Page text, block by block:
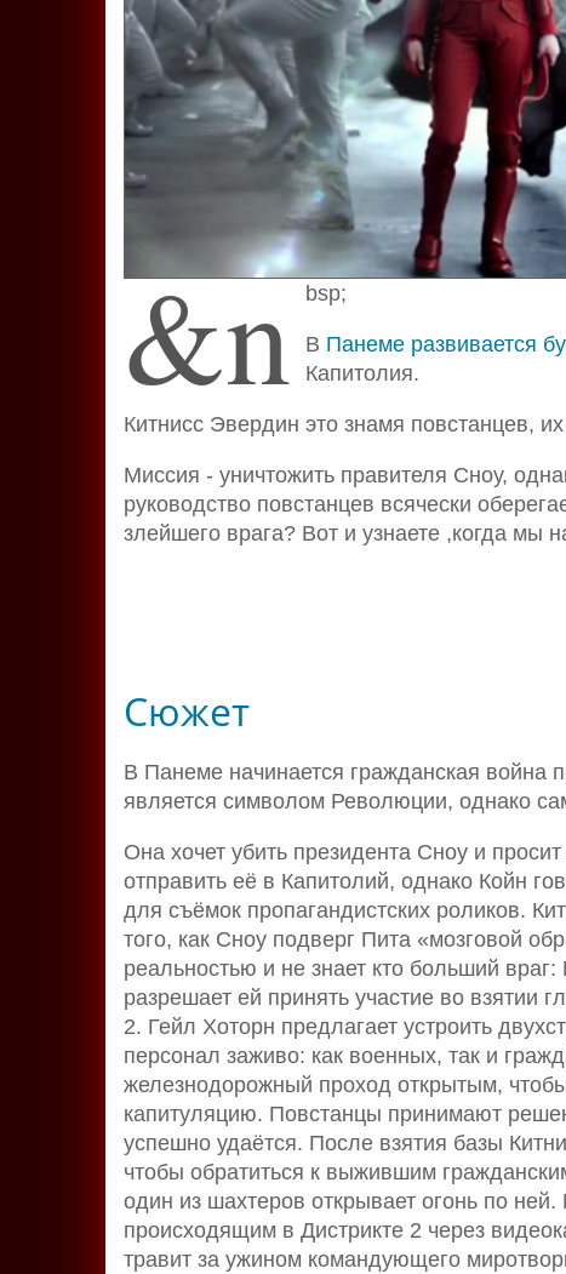
&n bsp;
В Панеме развивается
Капитолия.
Китнисс Эвердин это знамя повстанцев,
Миссия - уничтожить правителя Сноу,
руководство повстанцев всячески
злейшего врага? Вот и узнаете ,когда мы
Сюжет
В Панеме начинается гражданская война
является символом Революции, однако
Она хочет убить президента Сноу и
отправить её в Капитолий, однако Койн
для съёмок пропагандистских роликов.
того, как Сноу подверг Пита «мозговой
реальностью и не знает кто больший
разрешает ей принять участие во взятии
2. Гейл Хоторн предлагает устроить
персонал заживо: как военных, так и
железнодорожный проход открытым,
капитуляцию. Повстанцы принимают
успешно удаётся. После взятия базы
чтобы обратиться к выжившим
один из шахтеров открывает огонь по
происходящим в Дистрикте 2 через
травит за ужином командующего